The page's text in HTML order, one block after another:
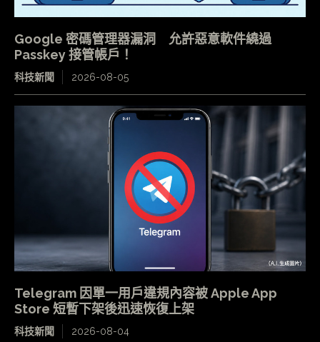
Google 密碼管理器漏洞 允許惡意軟件繞過
Passkey 接管帳戶！
科技新聞 2026-08-05
Telegram 因單一用戶違規內容被 Apple App
Store 短暫下架後迅速恢復上架
科技新聞 2026-08-04